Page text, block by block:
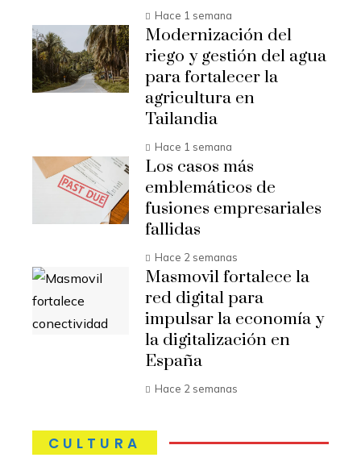
Hace 1 semana
Modernización del
riego y gestión del agua
para fortalecer la
agricultura en
Tailandia
Hace 1 semana
Los casos más
emblemáticos de
fusiones empresariales
fallidas
Hace 2 semanas
Masmovil fortalece la
red digital para
impulsar la economía y
la digitalización en
España
Hace 2 semanas
CULTURA